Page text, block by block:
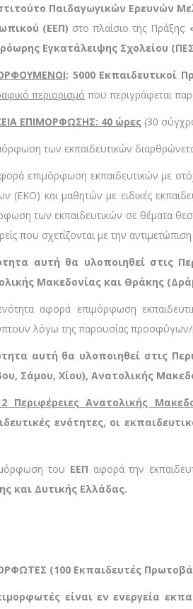
Παιδαγωγικών Ερευνών
(ΕΕΠ) στο πλαίσιο της Πράξης:
Εγκατάλειψης Σχολείου
: 5000 Εκπαιδευτικοί
περιορισμό που περιγράφεται
ΕΠΙΜΟΡΦΩΣΗΣ: 40 ώρες (30
των εκπαιδευτικών
επιμόρφωση εκπαιδευτικών με
(ΕΚΟ) και μαθητών με ειδικές
των εκπαιδευτικών σε θέματα
που σχετίζονται με την
αυτή θα υλοποιηθεί στις
Μακεδονίας και Θράκης
αφορά επιμόρφωση
λόγω της παρουσίας προσφύγων/
αυτή θα υλοποιηθεί στις
Σάμου, Χίου), Ανατολικής
Περιφέρειες Ανατολικής
ενότητες, οι
του ΕΕΠ αφορά την
και Δυτικής Ελλάδας.
(100 Εκπαιδευτές
είναι εν ενεργεία